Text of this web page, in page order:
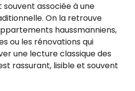
associée à une
On la retrouve
haussmanniens,
ou les rénovations qui
une lecture classique des
rassurant, lisible et souvent